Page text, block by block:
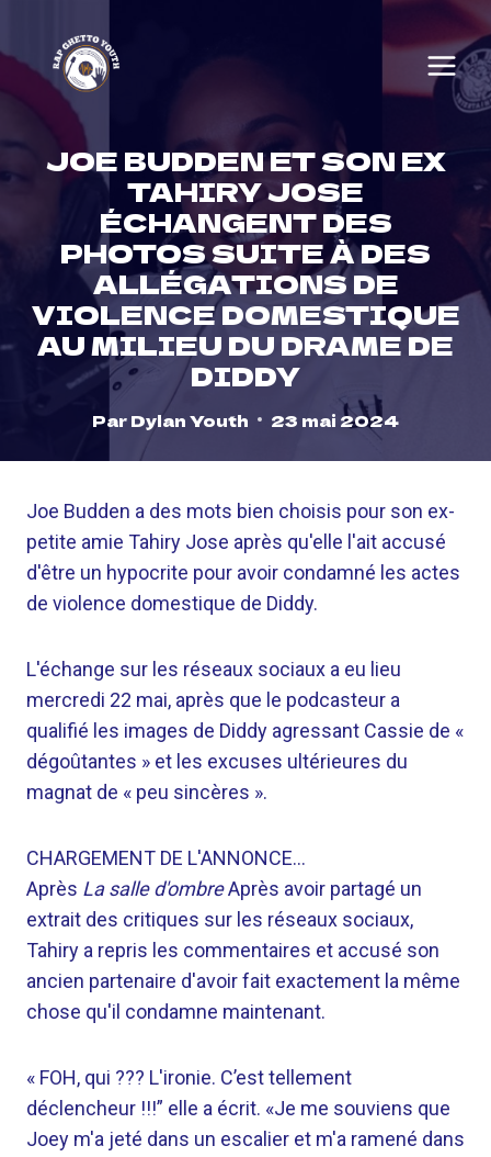
content
JOE BUDDEN ET SON EX
TAHIRY JOSE
ÉCHANGENT DES
PHOTOS SUITE À DES
ALLÉGATIONS DE
VIOLENCE DOMESTIQUE
AU MILIEU DU DRAME DE
DIDDY
ParDylan Youth 23 mai 2024
Joe Budden a des mots bien choisis pour son ex-
petite amie Tahiry Jose après qu'elle l'ait accusé
d'être un hypocrite pour avoir condamné les actes
de violence domestique de Diddy.
L'échange sur les réseaux sociaux a eu lieu
mercredi 22 mai, après que le podcasteur a
qualifié les images de Diddy agressant Cassie de «
dégoûtantes » et les excuses ultérieures du
magnat de « peu sincères ».
CHARGEMENT DE L'ANNONCE…
Après La salle d'ombreAprès avoir partagé un
extrait des critiques sur les réseaux sociaux,
Tahiry a repris les commentaires et accusé son
ancien partenaire d'avoir fait exactement la même
chose qu'il condamne maintenant.
« FOH, qui ??? L'ironie. C’est tellement
déclencheur !!!” elle a écrit. «Je me souviens que
Joey m'a jeté dans un escalier et m'a ramené dans